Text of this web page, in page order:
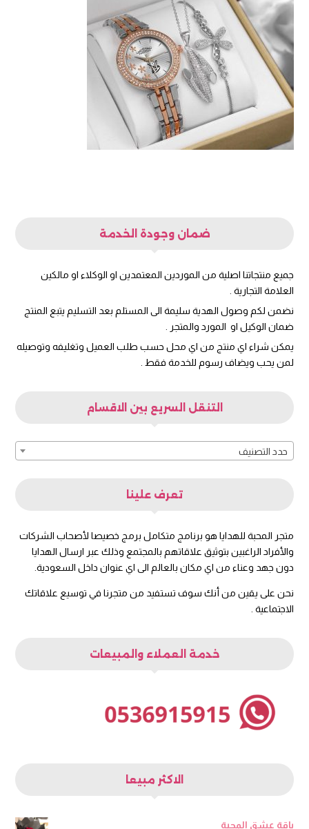
ضمان وجودة الخدمة
جميع منتجاتنا اصلية من الموردين المعتمدين او الوكلاء او مالكين
العلامة التجارية .
نضمن لكم وصول الهدية سليمة الى المستلم بعد التسليم يتبع المنتج
ضمان الوكيل او المورد والمتجر .
يمكن شراء اي منتج من اي محل حسب طلب العميل وتغليفه وتوصيله
لمن يحب ويضاف رسوم للخدمة فقط .
التنقل السريع بين الاقسام
حدد التصنيف
تعرف علينا
متجر المحبة للهدايا هو برنامج متكامل برمج خصيصا لأصحاب الشركات
والأفراد الراغبين بتوثيق علاقاتهم بالمجتمع وذلك عبر ارسال الهدايا
دون جهد وعناء من اي مكان بالعالم الى اي عنوان داخل السعودية.
نحن على يقين من أنك سوف تستفيد من متجرنا في توسيع علاقاتك
الاجتماعية .
خدمة العملاء والمبيعات
الاكثر مبيعا
باقة عشق المحبة